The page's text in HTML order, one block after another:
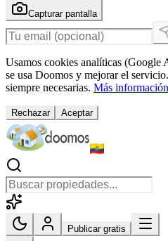
Capturar pantalla
Usamos cookies analíticas (Google
se usa Doomos y mejorar el
siempre necesarias. Más información
Rechazar Aceptar
Publicar gratis